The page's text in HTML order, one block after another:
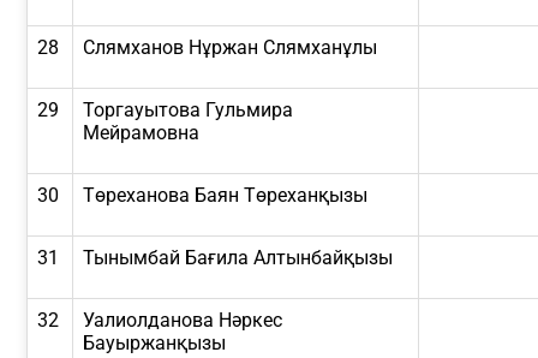
28 Слямханов Нұржан Слямханұлы
29
Торгауытова Гульмира
Мейрамовна
30 Төреханова Баян Төреханқызы
31 Тынымбай Бағила Алтынбайқызы
32
Уалиолданова Нәркес
Бауыржанқызы